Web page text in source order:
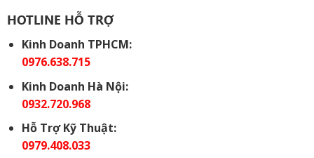
HOTLINE HỖ TRỢ
Kinh Doanh TPHCM:
0976.638.715
Kinh Doanh Hà Nội:
0932.720.968
Hỗ Trợ Kỹ Thuật:
0979.408.033